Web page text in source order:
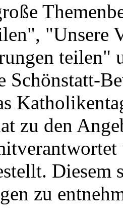
"Unsere
teilen"
Schönstatt-
zu den
zu